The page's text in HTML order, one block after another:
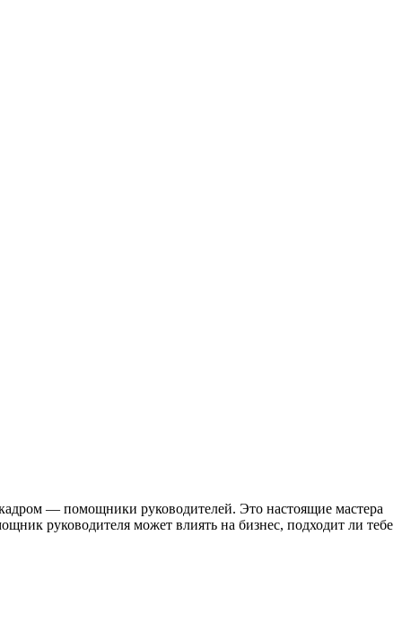
— помощники руководителей. Это настоящие мастера
руководителя может влиять на бизнес, подходит ли тебе